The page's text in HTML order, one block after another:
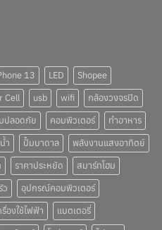
13 LED
Shopee
Cell usb wifi
กล้องวงจรปิด
ปลอดภัย คอมพิวเตอร์
ทำอาหาร
ำ ปั๊มบาดาล
พลังงานแสงอาทิตย์
ราคาประหยัด
สมาร์ทโฮม
อุปกรณ์คอมพิวเตอร์
รื่องใช้ไฟฟ้า
แบตเตอรี่